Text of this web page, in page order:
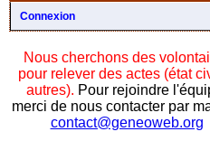
Connexion
Nous cherchons des
pour relever des actes (état
autres). Pour rejoindre
merci de nous contacter par
contact@geneoweb.org